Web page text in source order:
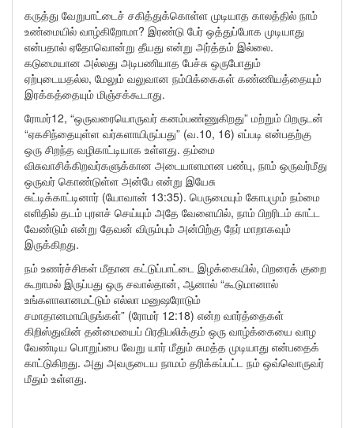
கருத்து வேறுபாட்டைச் சகித்துக்கொள்ள முடியாத காலத்தில் நாம்
உண்மையில் வாழ்கிறோமா? இரண்டு பேர் ஒத்துப்போக முடியாது
என்பதால் ஏதோவொன்று தீயது என்று அர்த்தம் இல்லை.
கடுமையான அல்லது அடிபணியாத பேச்சு ஒருபோதும்
ஏற்புடையதல்ல, மேலும் வலுவான நம்பிக்கைகள் கண்ணியத்தையும்
இரக்கத்தையும் மிஞ்சக்கூடாது.
ரோமர்12, “ஒருவரையொருவர் கனம்பண்ணுகிறது” மற்றும் பிறருடன்
“ஏகசிந்தையுள்ள வர்களாயிருப்பது” (வ.10, 16) எப்படி என்பதற்கு
ஒரு சிறந்த வழிகாட்டியாக உள்ளது. தம்மை
விசுவாசிக்கிறவர்களுக்கான அடையாளமான பண்பு, நாம் ஒருவர்மீது
ஒருவர் கொண்டுள்ள அன்பே என்று இயேசு
சுட்டிக்காட்டினார் (யோவான் 13:35). பெருமையும் கோபமும் நம்மை
எளிதில் தடம் புரளச் செய்யும் அதே வேளையில், நாம் பிறரிடம் காட்ட
வேண்டும் என்று தேவன் விரும்பும் அன்பிற்கு நேர் மாறாகவும்
இருக்கிறது.
நம் உணர்ச்சிகள் மீதான கட்டுப்பாட்டை இழக்கையில், பிறரைக் குறை
கூறாமல் இருப்பது ஒரு சவால்தான், ஆனால் “கூடுமானால்
உங்களாலானமட்டும் எல்லா மனுஷரோடும்
சமாதானமாயிருங்கள்” (ரோமர் 12:18) என்ற வார்த்தைகள்
கிறிஸ்துவின் தன்மையைப் பிரதிபலிக்கும் ஒரு வாழ்க்கையை வாழ
வேண்டிய பொறுப்பை வேறு யார் மீதும் சுமத்த முடியாது என்பதைக்
காட்டுகிறது. அது அவருடைய நாமம் தரிக்கப்பட்ட நம் ஒவ்வொருவர்
மீதும் உள்ளது.